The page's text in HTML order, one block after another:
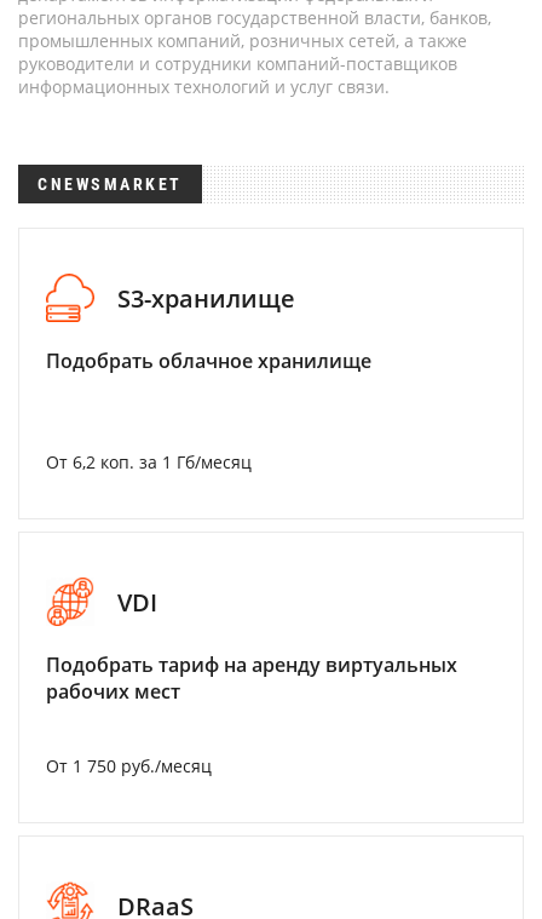
региональных органов государственной власти, банков,
промышленных компаний, розничных сетей, а также
руководители и сотрудники компаний-поставщиков
информационных технологий и услуг связи.
CNEWSMARKET
S3-хранилище
Подобрать облачное хранилище
От 6,2 коп. за 1 Гб/месяц
VDI
Подобрать тариф на аренду виртуальных
рабочих мест
От 1 750 руб./месяц
DRaaS